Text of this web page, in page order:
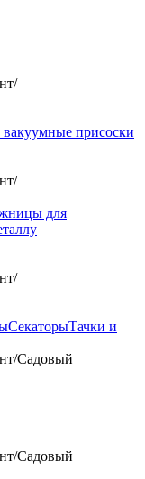
/
присоски
/
для
/
СекаторыТачки и
/Садовый
/Садовый